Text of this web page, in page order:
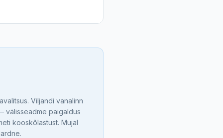
. Viljandi vanalinn
välisseadme paigaldus
kooskõlastust. Mujal